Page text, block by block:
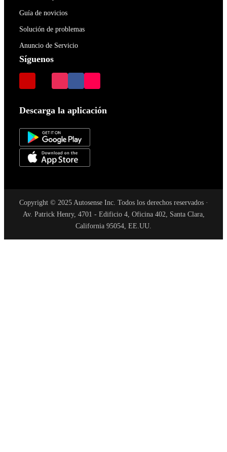
Guía de novicios
Solución de problemas
Anuncio de Servicio
Síguenos
Descarga la aplicación
Copyright © 2025 Autosense Inc. Todos los derechos reservados ·
Av. Patrick Henry, 4701 - Edificio 4, Oficina 402, Santa Clara,
California 95054, EE.UU.